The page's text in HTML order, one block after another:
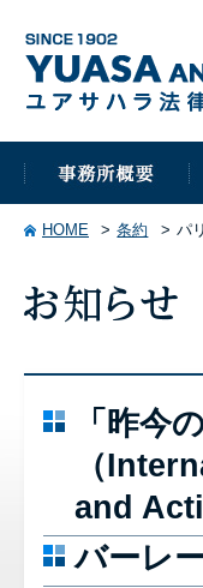
HOME 条約 パ
「昨今
（
and
バーレ